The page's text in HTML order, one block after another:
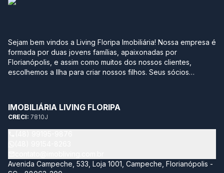
Sejam bem vindos a Living Floripa Imobiliária! Nossa empresa é
formada por duas jovens famílias, apaixonadas por
Florianópolis, e assim como muitos dos nossos clientes,
escolhemos a Ilha para criar nossos filhos. Seus sócios
grandes construtoras, imobiliárias e multinacionais, optaram
por empreender com leveza, agilidade, transparência e
segurança neste momento tão importante na vida de qualquer
pessoa. Sabemos quantos detalhes e incertezas envolvem
do seu imóvel. Nossa missão é estar sempre atualizado neste
IMOBILIÁRIA LIVING FLORIPA
CRECI: 7810J
Avenida Campeche, 533, Loja 1001, Campeche, Florianópolis -